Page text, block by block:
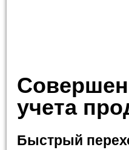
учета
Быстрый